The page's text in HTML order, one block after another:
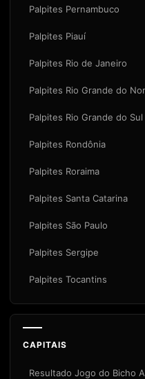
Palpites Pernambuco
Palpites Piauí
Palpites Rio de Janeiro
Palpites Rio Grande do
Palpites Rio Grande do Sul
Palpites Rondônia
Palpites Roraima
Palpites Santa Catarina
Palpites São Paulo
Palpites Sergipe
Palpites Tocantins
CAPITAIS
Resultado Jogo do Bicho